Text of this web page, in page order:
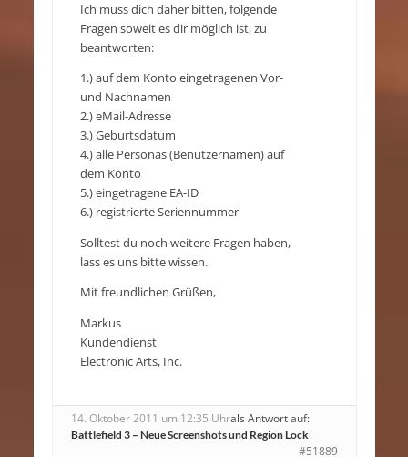
Ich muss dich daher bitten, folgende
Fragen soweit es dir möglich ist, zu
beantworten:
1.) auf dem Konto eingetragenen Vor-
und Nachnamen
2.) eMail-Adresse
3.) Geburtsdatum
4.) alle Personas (Benutzernamen) auf
dem Konto
5.) eingetragene EA-ID
6.) registrierte Seriennummer
Solltest du noch weitere Fragen haben,
lass es uns bitte wissen.
Mit freundlichen Grüßen,
Markus
Kundendienst
Electronic Arts, Inc.
14. Oktober 2011 um 12:35 Uhrals Antwort auf:
Battlefield 3 – Neue Screenshots und Region Lock
#51889